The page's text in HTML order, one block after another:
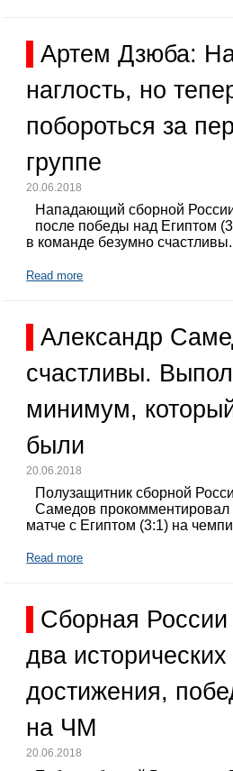
Артем Дзюба:
наглость, но
побороться за
группе
20.06.2018
Нападающий сборной
после победы над Египтом
в команде безумно счастливы.
Read more
Александр
счастливы.
минимум,
были
20.06.2018
Полузащитник сборной
Самедов прокомментировал
матче с Египтом (3:1) на
Read more
Сборная России
два исторических
достижения,
на ЧМ
20.06.2018